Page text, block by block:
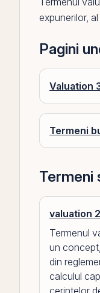
expunerilor,
Pagini
Valuation
Termeni
Termeni
valuation
Termenul
un
din
calculul
cerintelor